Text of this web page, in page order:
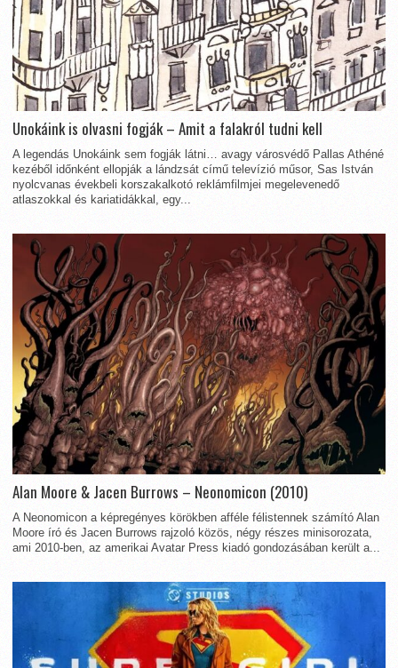
Unokáink is olvasni fogják – Amit a falakról tudni kell
A legendás Unokáink sem fogják látni… avagy városvédő Pallas Athéné
kezéből időnként ellopják a lándzsát című televízió műsor, Sas István
nyolcvanas évekbeli korszakalkotó reklámfilmjei megelevenedő
atlaszokkal és kariatidákkal, egy...
Alan Moore & Jacen Burrows – Neonomicon (2010)
A Neonomicon a képregényes körökben afféle félistennek számító Alan
Moore író és Jacen Burrows rajzoló közös, négy részes minisorozata,
ami 2010-ben, az amerikai Avatar Press kiadó gondozásában került a...